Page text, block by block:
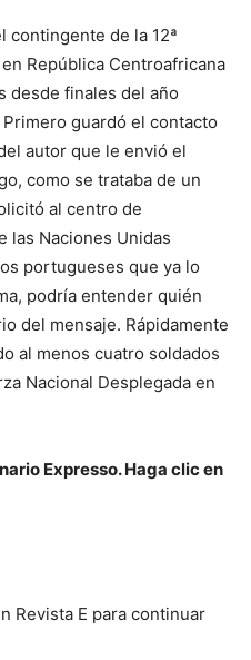
contingente de la 12ª
República Centroafricana
desde finales del año
guardó el contacto
autor que le envió el
como se trataba de un
al centro de
las Naciones Unidas
portugueses que ya lo
podría entender quién
del mensaje. Rápidamente
al menos cuatro soldados
Nacional Desplegada en
Expresso. Haga clic en
Revista E para continuar